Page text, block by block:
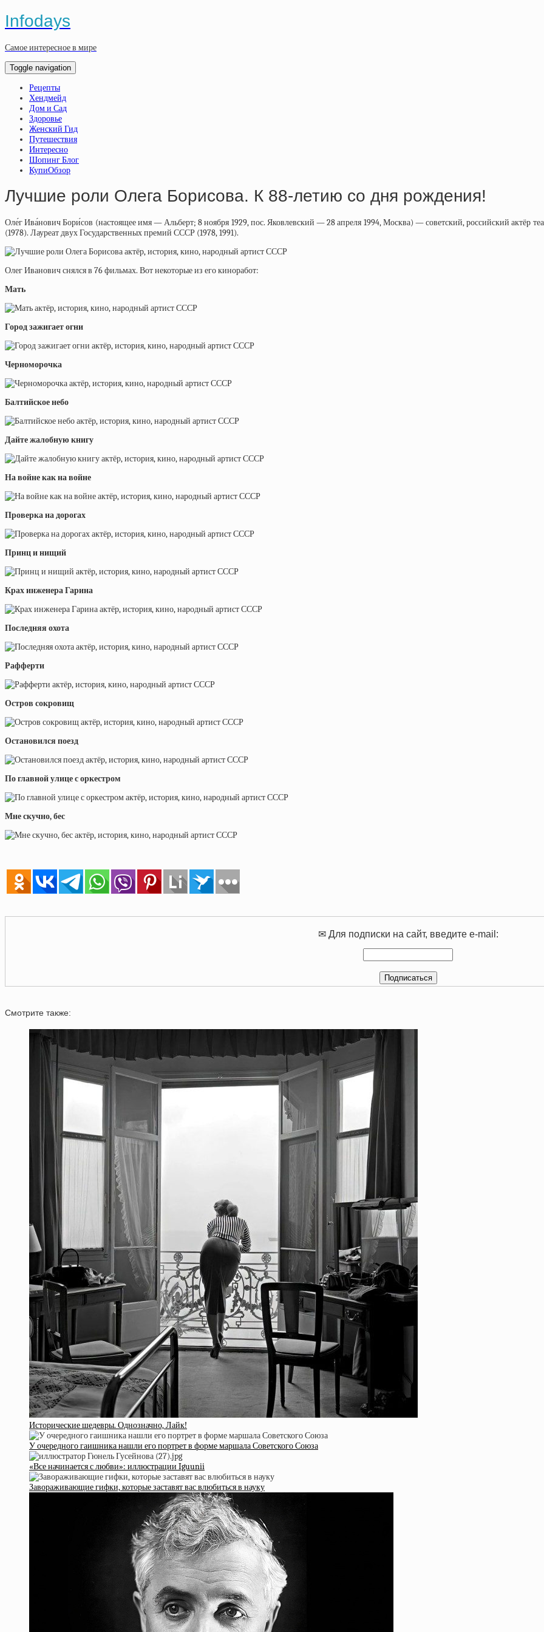
Infodays
Самое интересное в мире
Toggle navigation
Рецепты
Хендмейд
Дом и Сад
Здоровье
Женский Гид
Путешествия
Интересно
Шопинг Блог
КупиОбзор
Лучшие роли Олега Борисова. К 88-летию со дня рождения!
Оле́г Ива́нович Бори́сов (настоящее имя — Альберт; 8 ноября 1929, пос. Яковлевский — 28 апреля 1994, Москва) — советский, российский актёр
(1978). Лауреат двух Государственных премий СССР (1978, 1991).
Олег Иванович снялся в 76 фильмах. Вот некоторые из его киноработ:
Мать
Город зажигает огни
Черноморочка
Балтийское небо
Дайте жалобную книгу
На войне как на войне
Проверка на дорогах
Принц и нищий
Крах инженера Гарина
Последняя охота
Рафферти
Остров сокровищ
Остановился поезд
По главной улице с оркестром
Мне скучно, бес
✉ Для подписки на сайт, введите e-mail:
Смотрите также:
Исторические шедевры. Однозначно, Лайк!
У очередного гаишника нашли его портрет в форме маршала Советского Союза
«Все начинается с любви»: иллюстрации Iguunii
Завораживающие гифки, которые заставят вас влюбиться в науку